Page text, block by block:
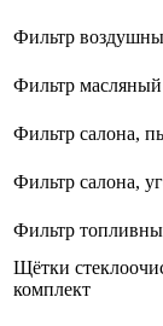
Фильтр
Фильтр масляный
Фильтр салона,
Фильтр салона,
Фильтр
Щётки
комплект